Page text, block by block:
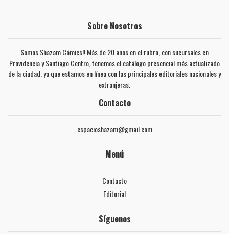
Sobre Nosotros
Somos Shazam Cómics!! Más de 20 años en el rubro, con sucursales en
Providencia y Santiago Centro, tenemos el catálogo presencial más actualizado
de la ciudad, ya que estamos en línea con las principales editoriales nacionales y
extranjeras.
Contacto
espacioshazam@gmail.com
Menú
Contacto
Editorial
Síguenos